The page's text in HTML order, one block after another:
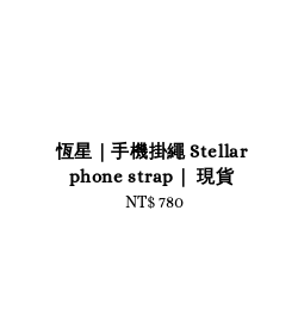
恆星｜手機掛繩 Stellar
phone strap｜ 現貨
Regular
NT$ 780